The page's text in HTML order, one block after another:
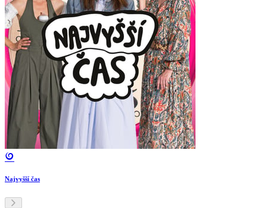
Najvyšší čas